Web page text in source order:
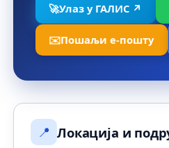
🚀Улаз у ГАЛИС ↗
✉️Пошаљи е-пошту
📍 Локација и